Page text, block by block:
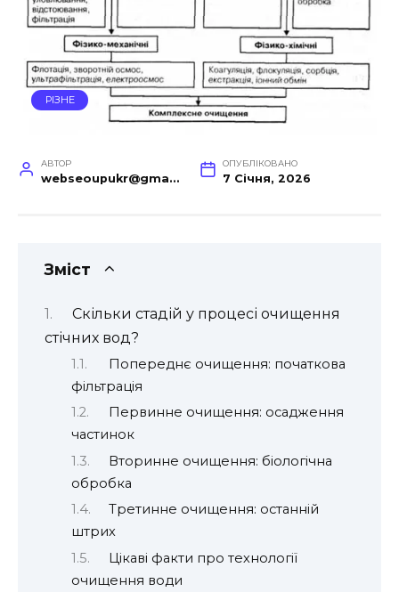
РІЗНЕ
АВТОР
webseoupukr@gmail.com
ОПУБЛІКОВАНО
7 Січня, 2026
Зміст
Скільки стадій у процесі очищення
стічних вод?
Попереднє очищення: початкова
фільтрація
Первинне очищення: осадження
частинок
Вторинне очищення: біологічна
обробка
Третинне очищення: останній
штрих
Цікаві факти про технології
очищення води